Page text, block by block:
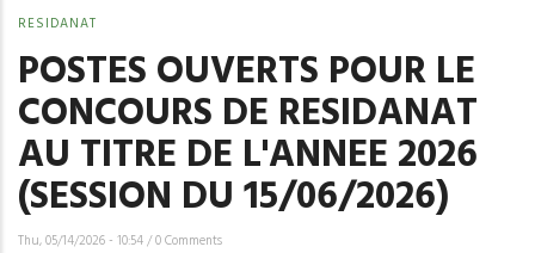
RESIDANAT
POSTES OUVERTS POUR LE
CONCOURS DE RESIDANAT
AU TITRE DE L'ANNEE 2026
(SESSION DU 15/06/2026)
Thu, 05/14/2026 - 10:54/0 Comments